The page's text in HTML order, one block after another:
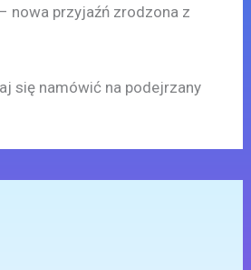
nowa przyjaźń zrodzona z
się namówić na podejrzany